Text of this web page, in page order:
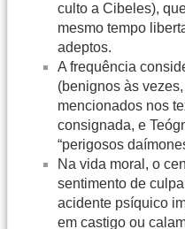
culto a Cibeles),
mesmo tempo
adeptos.
A frequência
(benignos às
mencionados nos
consignada, e
“perigosos
Na vida moral, o
sentimento de
acidente psíquico
em castigo ou